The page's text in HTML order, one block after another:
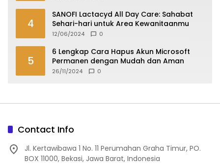
4
SANOFI Lactacyd All Day Care: Sahabat
Sehari-hari untuk Area Kewanitaanmu
12/06/2024 0
5
6 Lengkap Cara Hapus Akun Microsoft
Permanen dengan Mudah dan Aman
26/11/2024 0
Contact Info
Jl. Kertawibawa 1 No. 11 Perumahan Graha Timur, PO.
BOX 11000, Bekasi, Jawa Barat, Indonesia